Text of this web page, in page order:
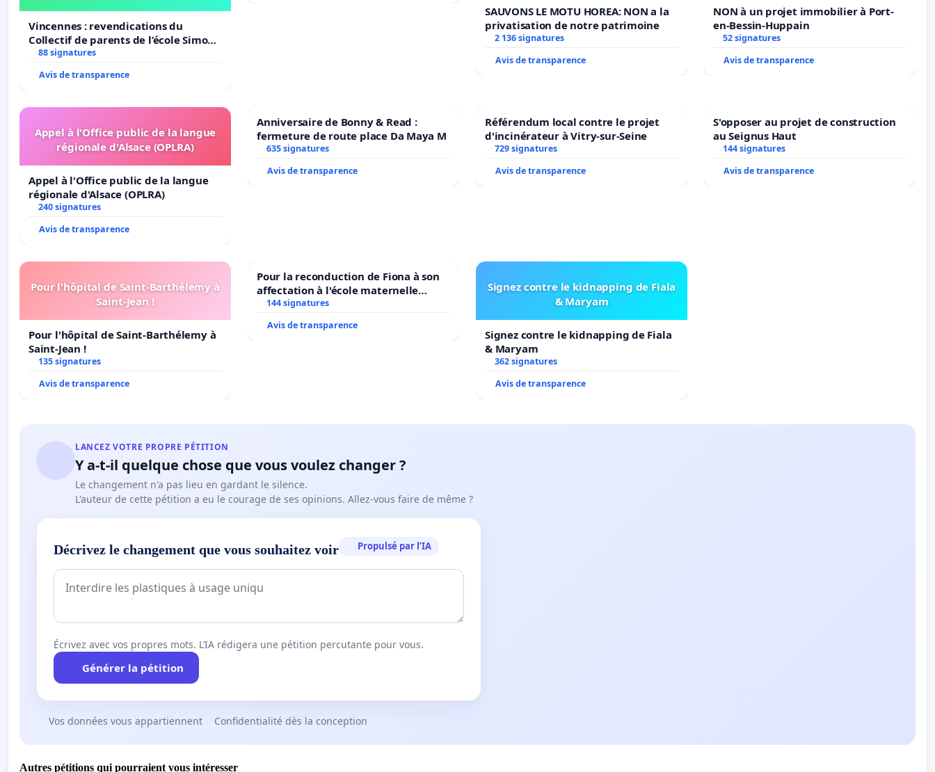
Vincennes : revendications du
Collectif de parents de l’école Simone
Veil
88 signatures
Avis de transparence
SAUVONS LE MOTU HOREA: NON a la
privatisation de notre patrimoine
2 136 signatures
Avis de transparence
NON à un projet immobilier à Port-
en-Bessin-Huppain
52 signatures
Avis de transparence
Appel à l'Office public de la langue
régionale d'Alsace (OPLRA)
Appel à l'Office public de la langue
régionale d'Alsace (OPLRA)
240 signatures
Avis de transparence
Anniversaire de Bonny & Read :
fermeture de route place Da Maya M
635 signatures
Avis de transparence
Référendum local contre le projet
d'incinérateur à Vitry-sur-Seine
729 signatures
Avis de transparence
S'opposer au projet de construction
au Seignus Haut
144 signatures
Avis de transparence
Pour l'hôpital de Saint-Barthélemy à
Saint-Jean !
Pour l'hôpital de Saint-Barthélemy à
Saint-Jean !
135 signatures
Avis de transparence
Pour la reconduction de Fiona à son
affectation à l'école maternelle
LAMARTINE auprès de Léo N. en
144 signatures
Avis de transparence
Signez contre le kidnapping de Fiala
& Maryam
Signez contre le kidnapping de Fiala
& Maryam
362 signatures
Avis de transparence
LANCEZ VOTRE PROPRE PÉTITION
Y a-t-il quelque chose que vous voulez changer ?
Le changement n'a pas lieu en gardant le silence.
L'auteur de cette pétition a eu le courage de ses opinions. Allez-vous faire de même ?
Décrivez le changement que vous souhaitez voir Propulsé par l’IA
Écrivez avec vos propres mots. L’IA rédigera une pétition percutante pour vous.
Générer la pétition
Vos données vous appartiennent Confidentialité dès la conception
Autres pétitions qui pourraient vous intéresser